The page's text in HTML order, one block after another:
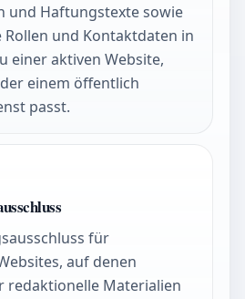
und Haftungstexte sowie
Rollen und Kontaktdaten in
einer aktiven Website,
einem öffentlich
passt.
für
auf denen
redaktionelle Materialien